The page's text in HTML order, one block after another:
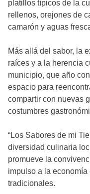
platillos típicos de la
rellenos, orejones de
camarón y aguas
Más allá del sabor, la
raíces y a la herencia
municipio, que año
espacio para
compartir con nuevas
costumbres
“Los Sabores de mi
diversidad culinaria
promueve la
impulso a la
tradicionales.